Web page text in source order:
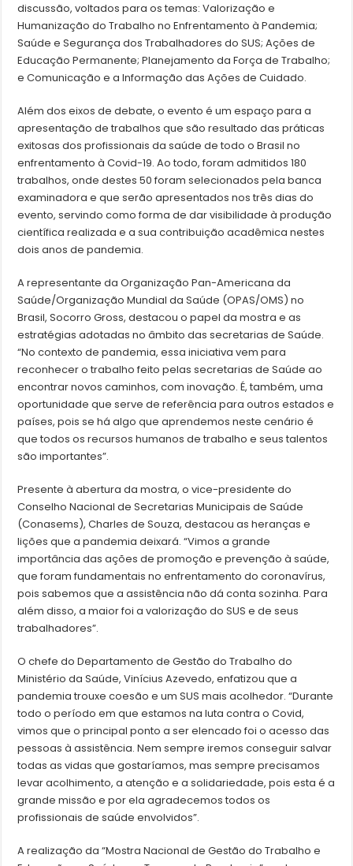
discussão, voltados para os temas: Valorização e
Humanização do Trabalho no Enfrentamento à Pandemia;
Saúde e Segurança dos Trabalhadores do SUS; Ações de
Educação Permanente; Planejamento da Força de Trabalho;
e Comunicação e a Informação das Ações de Cuidado.
Além dos eixos de debate, o evento é um espaço para a
apresentação de trabalhos que são resultado das práticas
exitosas dos profissionais da saúde de todo o Brasil no
enfrentamento à Covid-19. Ao todo, foram admitidos 180
trabalhos, onde destes 50 foram selecionados pela banca
examinadora e que serão apresentados nos três dias do
evento, servindo como forma de dar visibilidade à produção
científica realizada e a sua contribuição acadêmica nestes
dois anos de pandemia.
A representante da Organização Pan-Americana da
Saúde/Organização Mundial da Saúde (OPAS/OMS) no
Brasil, Socorro Gross, destacou o papel da mostra e as
estratégias adotadas no âmbito das secretarias de Saúde.
“No contexto de pandemia, essa iniciativa vem para
reconhecer o trabalho feito pelas secretarias de Saúde ao
encontrar novos caminhos, com inovação. É, também, uma
oportunidade que serve de referência para outros estados e
países, pois se há algo que aprendemos neste cenário é
que todos os recursos humanos de trabalho e seus talentos
são importantes”.
Presente à abertura da mostra, o vice-presidente do
Conselho Nacional de Secretarias Municipais de Saúde
(Conasems), Charles de Souza, destacou as heranças e
lições que a pandemia deixará. “Vimos a grande
importância das ações de promoção e prevenção à saúde,
que foram fundamentais no enfrentamento do coronavírus,
pois sabemos que a assistência não dá conta sozinha. Para
além disso, a maior foi a valorização do SUS e de seus
trabalhadores”.
O chefe do Departamento de Gestão do Trabalho do
Ministério da Saúde, Vinícius Azevedo, enfatizou que a
pandemia trouxe coesão e um SUS mais acolhedor. “Durante
todo o período em que estamos na luta contra o Covid,
vimos que o principal ponto a ser elencado foi o acesso das
pessoas à assistência. Nem sempre iremos conseguir salvar
todas as vidas que gostaríamos, mas sempre precisamos
levar acolhimento, a atenção e a solidariedade, pois esta é a
grande missão e por ela agradecemos todos os
profissionais de saúde envolvidos”.
A realização da “Mostra Nacional de Gestão do Trabalho e